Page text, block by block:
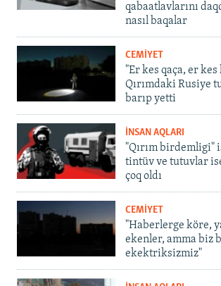
qabaatlavlarını
nasıl baqalar
CEMİYET
"Er kes qaça, er
Qırımdaki Rusiye
barıp yetti
İNSAN AQLARI
"Qırım birdemligi"
tintüv ve tutuvlar
çoq oldı
CEMİYET
"Haberlerge köre,
ekenler, amma biz
ekektriksizmiz"